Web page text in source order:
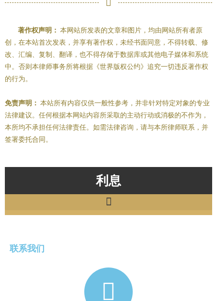
著作权声明： 本网站所发表的文章和图片，均由网站所有者原
创，在本站首次发表，并享有著作权，未经书面同意，不得转载、修
改、汇编、复制、翻译，也不得存储于数据库或其他电子媒体和系统
中。否则本律师事务所将根据《世界版权公约》追究一切违反著作权
的行为。
免责声明： 本站所有内容仅供一般性参考，并非针对特定对象的专业
法律建议。任何根据本网站内容所采取的主动行动或消极的不作为，
本所均不承担任何法律责任。如需法律咨询，请与本所律师联系，并
签署委托合同。
利息
联系我们